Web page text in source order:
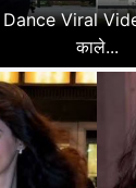
Viral Video
काले...